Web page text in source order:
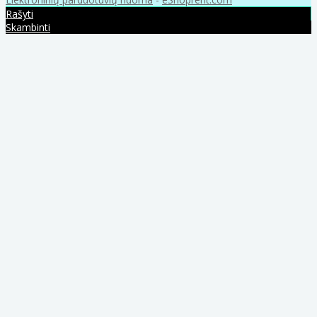
Rašyti
Skambinti